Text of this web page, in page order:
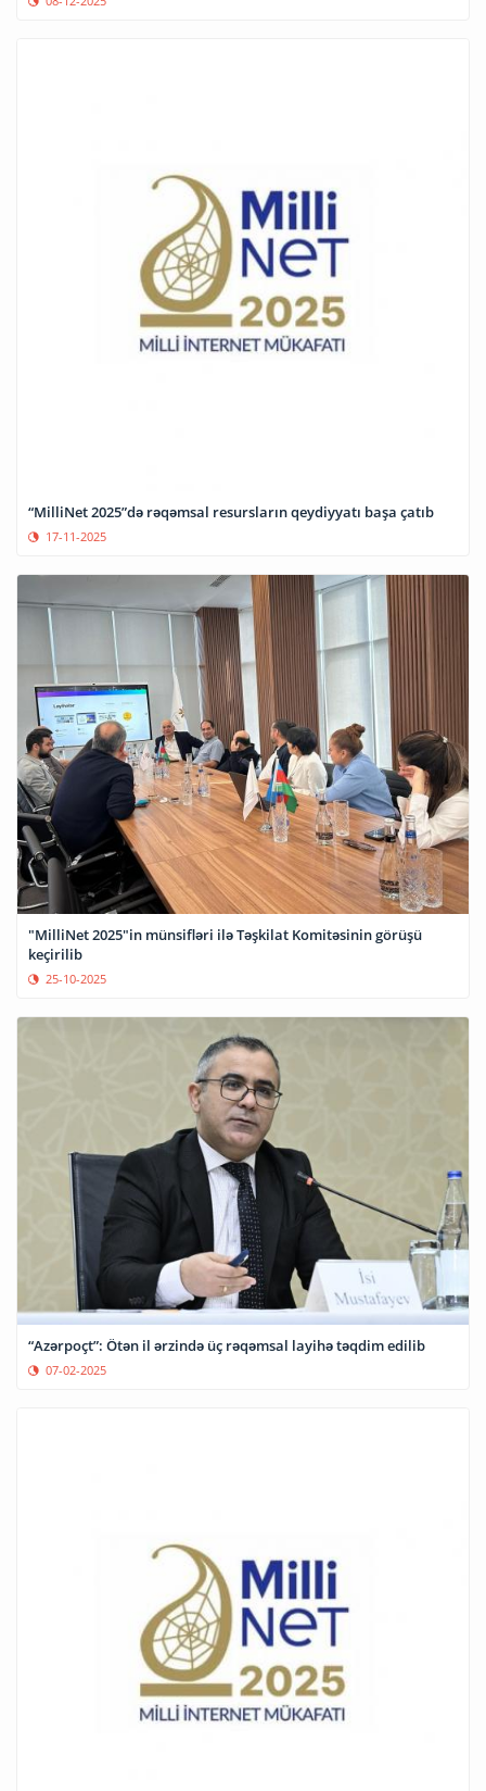
“MilliNet 2025”də rəqəmsal resursların qeydiyyatı başa çatıb
17-11-2025
"MilliNet 2025"in münsifləri ilə Təşkilat Komitəsinin görüşü
keçirilib
25-10-2025
“Azərpoçt”: Ötən il ərzində üç rəqəmsal layihə təqdim edilib
07-02-2025